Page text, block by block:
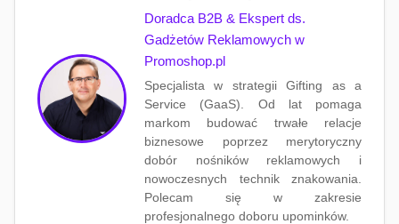
Doradca B2B & Ekspert ds.
Gadżetów Reklamowych w
Promoshop.pl
Specjalista w strategii Gifting as a
Service (GaaS). Od lat pomaga
markom budować trwałe relacje
biznesowe poprzez merytoryczny
dobór nośników reklamowych i
nowoczesnych technik znakowania.
Polecam się w zakresie
profesjonalnego doboru upominków.